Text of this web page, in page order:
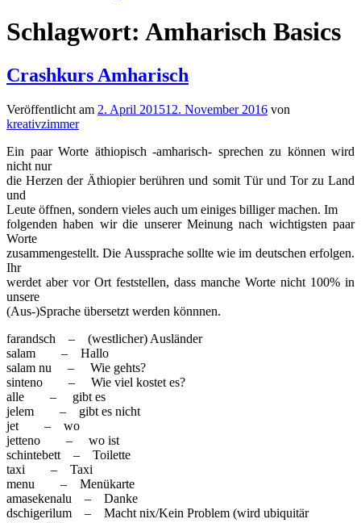
Schlagwort: Amharisch Basics
Crashkurs Amharisch
Veröffentlicht am 2. April 201512. November 2016 von
kreativzimmer
Ein paar Worte äthiopisch -amharisch- sprechen zu können wird
nicht nur
die Herzen der Äthiopier berühren und somit Tür und Tor zu Land
und
Leute öffnen, sondern vieles auch um einiges billiger machen. Im
folgenden haben wir die unserer Meinung nach wichtigsten paar
Worte
zusammengestellt. Die Aussprache sollte wie im deutschen erfolgen.
Ihr
werdet aber vor Ort feststellen, dass manche Worte nicht 100% in
unsere
(Aus-)Sprache übersetzt werden könnnen.
farandsch – (westlicher) Ausländer
salam – Hallo
salam nu – Wie gehts?
sinteno – Wie viel kostet es?
alle – gibt es
jelem – gibt es nicht
jet – wo
jetteno – wo ist
schintebett – Toilette
taxi – Taxi
menu – Menükarte
amasekenalu – Danke
dschigerilum – Macht nix/Kein Problem (wird ubiquitär